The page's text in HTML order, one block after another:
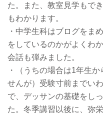
た。また、教室見学もで
もわかります。
・中学生科はブログをま
をしているのかがよくわ
会話も弾みました。
・（うちの場合は1年生
せんが）受験寸前までい
で、デッサンの基礎をし
た。冬季講習以後に、弥